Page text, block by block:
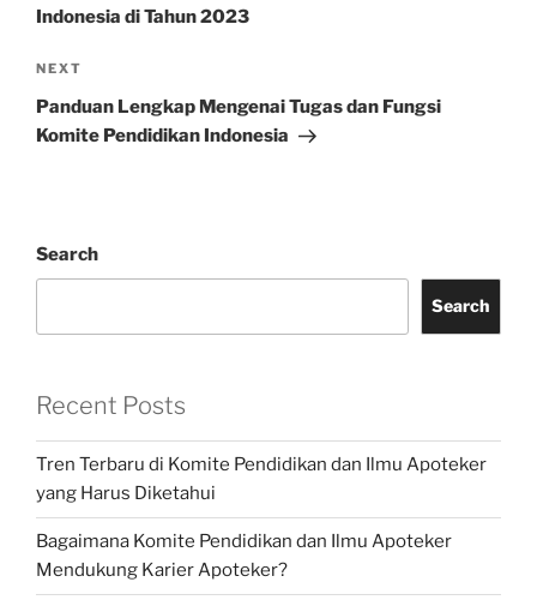
Indonesia di Tahun 2023
Next
Post
NEXT
Panduan Lengkap Mengenai Tugas dan Fungsi
Komite Pendidikan Indonesia
Search
Search
Recent Posts
Tren Terbaru di Komite Pendidikan dan Ilmu Apoteker
yang Harus Diketahui
Bagaimana Komite Pendidikan dan Ilmu Apoteker
Mendukung Karier Apoteker?